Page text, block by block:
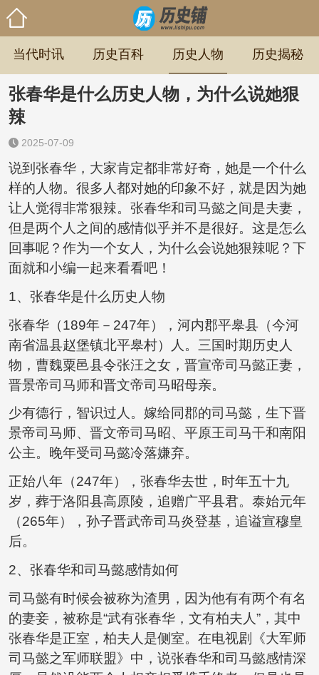
当代时讯 历史百科 历史人物 历史揭秘
张春华是什么历史人物，为什么说她狠
辣
2025-07-09
说到张春华，大家肯定都非常好奇，她是一个什么
样的人物。很多人都对她的印象不好，就是因为她
让人觉得非常狠辣。张春华和司马懿之间是夫妻，
但是两个人之间的感情似乎并不是很好。这是怎么
回事呢？作为一个女人，为什么会说她狠辣呢？下
面就和小编一起来看看吧！
1、张春华是什么历史人物
张春华（189年－247年），河内郡平皋县（今河
南省温县赵堡镇北平皋村）人。三国时期历史人
物，曹魏粟邑县令张汪之女，晋宣帝司马懿正妻，
晋景帝司马师和晋文帝司马昭母亲。
少有德行，智识过人。嫁给同郡的司马懿，生下晋
景帝司马师、晋文帝司马昭、平原王司马干和南阳
公主。晚年受司马懿冷落嫌弃。
正始八年（247年），张春华去世，时年五十九
岁，葬于洛阳县高原陵，追赠广平县君。泰始元年
（265年），孙子晋武帝司马炎登基，追谥宣穆皇
后。
2、张春华和司马懿感情如何
司马懿有时候会被称为渣男，因为他有有两个有名
的妻妾，被称是“武有张春华，文有柏夫人”，其中
张春华是正室，柏夫人是侧室。在电视剧《大军师
司马懿之军师联盟》中，说张春华和司马懿感情深